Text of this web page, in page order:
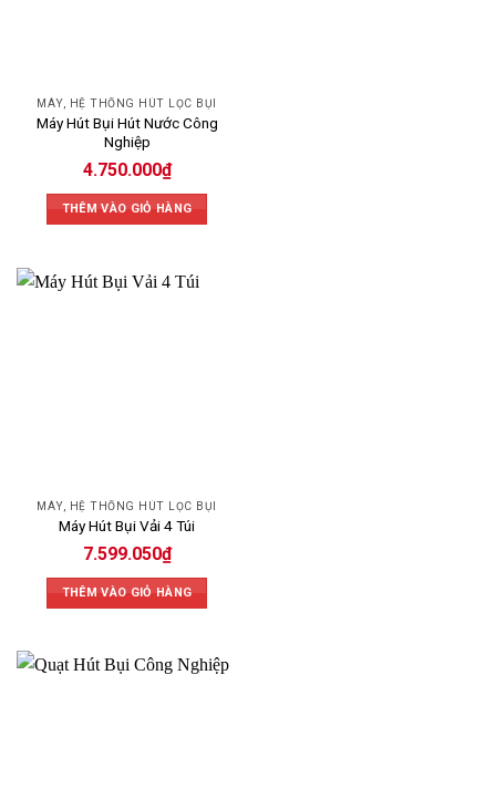
MÁY, HỆ THỐNG HÚT LỌC BỤI
Máy Hút Bụi Hút Nước Công
Nghiệp
4.750.000₫
THÊM VÀO GIỎ HÀNG
MÁY, HỆ THỐNG HÚT LỌC BỤI
Máy Hút Bụi Vải 4 Túi
7.599.050₫
THÊM VÀO GIỎ HÀNG